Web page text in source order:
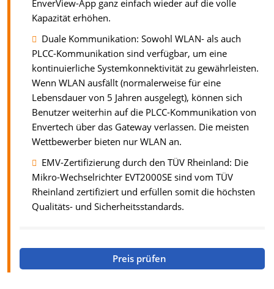
EnverView-App ganz einfach wieder auf die volle
Kapazität erhöhen.
Duale Kommunikation: Sowohl WLAN- als auch
PLCC-Kommunikation sind verfügbar, um eine
kontinuierliche Systemkonnektivität zu gewährleisten.
Wenn WLAN ausfällt (normalerweise für eine
Lebensdauer von 5 Jahren ausgelegt), können sich
Benutzer weiterhin auf die PLCC-Kommunikation von
Envertech über das Gateway verlassen. Die meisten
Wettbewerber bieten nur WLAN an.
EMV-Zertifizierung durch den TÜV Rheinland: Die
Mikro-Wechselrichter EVT2000SE sind vom TÜV
Rheinland zertifiziert und erfüllen somit die höchsten
Qualitäts- und Sicherheitsstandards.
Preis prüfen